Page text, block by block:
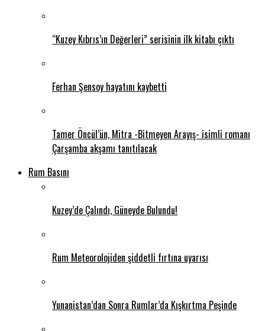
“Kuzey Kıbrıs’ın Değerleri” serisinin ilk kitabı çıktı
Ferhan Şensoy hayatını kaybetti
Tamer Öncül’ün, Mitra -Bitmeyen Arayış- isimli romanı
Çarşamba akşamı tanıtılacak
Rum Basını
Kuzey’de Çalındı, Güneyde Bulundu!
Rum Meteorolojiden şiddetli fırtına uyarısı
Yunanistan’dan Sonra Rumlar’da Kışkırtma Peşinde